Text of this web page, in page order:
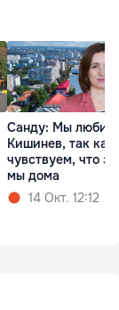
Санду: Мы любим
Кишинев, так как
чувствуем, что
мы дома
14 Окт. 12:12